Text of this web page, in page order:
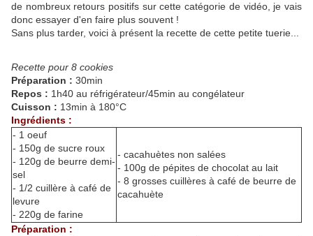
de nombreux retours positifs sur cette catégorie de vidéo, je vais
donc essayer d'en faire plus souvent !
Sans plus tarder, voici à présent la recette de cette petite tuerie...
Recette pour 8 cookies
Préparation : 30min
Repos : 1h40 au réfrigérateur/45min au congélateur
Cuisson : 13min à 180°C
Ingrédients :
- 1 oeuf
- 150g de sucre roux
- 120g de beurre demi-
sel
- 1/2 cuillère à café de
levure
- 220g de farine
- cacahuètes non salées
- 100g de pépites de chocolat au lait
- 8 grosses cuillères à café de beurre de
cacahuète
Préparation :